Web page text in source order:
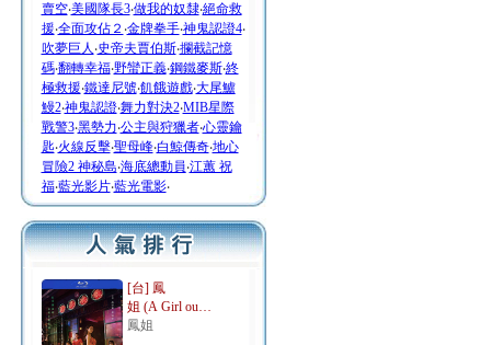
賣空‧美國隊長3‧做我的奴隸‧絕命救
援‧全面攻佔２ ‧金牌拳手‧神鬼認證4‧
吹夢巨人 ‧史帝夫賈伯斯‧攔截記憶
碼‧翻轉幸福‧野蠻正義‧鋼鐵麥斯‧終
極救援‧鐵達尼號‧飢餓遊戲‧大尾鱸
鰻2‧神鬼認證‧舞力對決2‧MIB星際
戰警3‧黑勢力‧公主與狩獵者‧心靈鑰
匙‧火線反擊‧聖母峰‧白鯨傳奇‧地心
冒險2 神秘島‧海底總動員‧江蕙 祝
福‧藍光影片‧藍光電影‧
[台] 鳳
姐 (A Girl ou…
鳳姐